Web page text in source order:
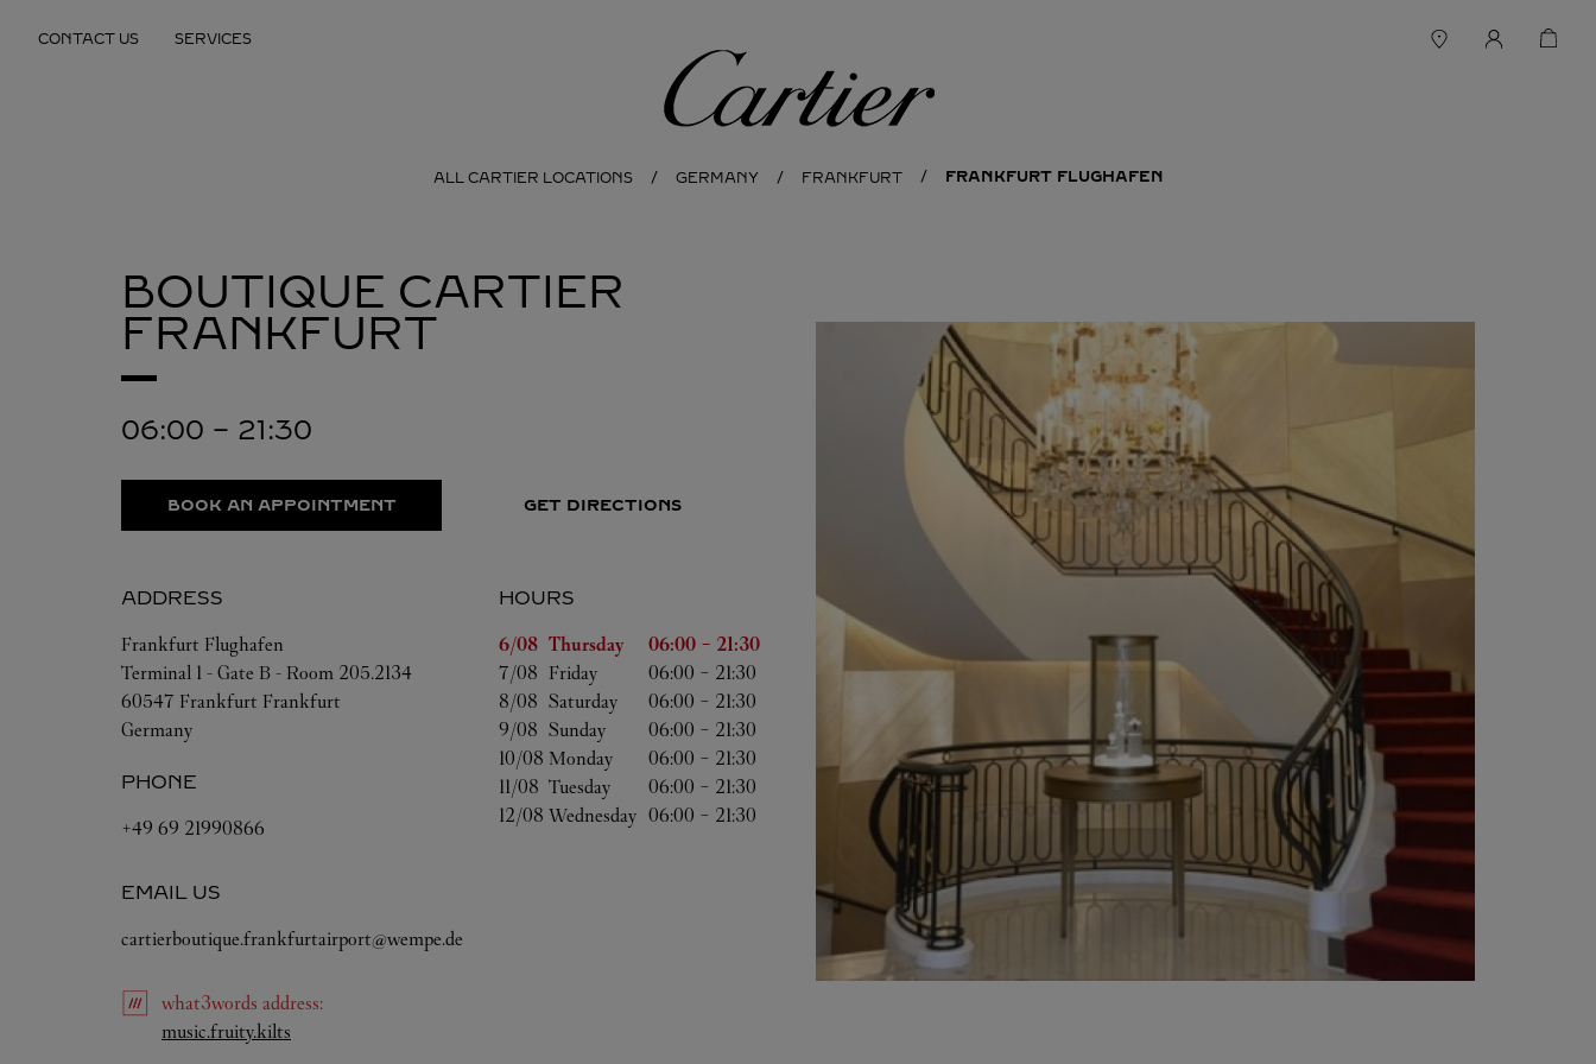
CONTACT US SERVICES
Cartier
ALL CARTIER LOCATIONS GERMANY FRANKFURT FRANKFURT FLUGHAFEN
BOUTIQUE CARTIER
FRANKFURT
06:00 - 21:30
BOOK AN APPOINTMENT GET DIRECTIONS
ADDRESS
Frankfurt Flughafen
Terminal 1 - Gate B - Room 205.2134
60547 Frankfurt Frankfurt
Germany
PHONE
+49 69 21990866
EMAIL US
cartierboutique.frankfurtairport@wempe.de
HOURS
Day of the Week
Hours
6/08 Thursday 06:00 - 21:30
7/08 Friday 06:00 - 21:30
8/08 Saturday 06:00 - 21:30
9/08 Sunday 06:00 - 21:30
10/08 Monday 06:00 - 21:30
11/08 Tuesday 06:00 - 21:30
12/08 Wednesday 06:00 - 21:30
what3words address:
music.fruity.kilts